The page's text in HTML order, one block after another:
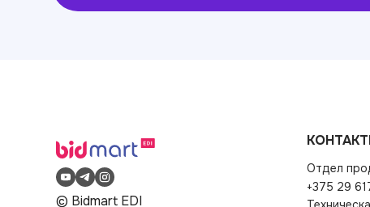
© Bidmart EDI
Отдел
+375 29